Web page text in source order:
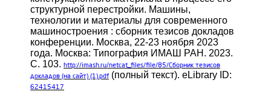
структурной перестройки. Машины,
технологии и материалы для современного
машиностроения : сборник тезисов докладов
конференции. Москва, 22-23 ноября 2023
года. Москва: Типография ИМАШ РАН. 2023.
С. 103. http://imash.ru/netcat_files/file/85/Сборник тезисов
докладов (на сайт) (1).pdf (полный текст). eLibrary ID:
62415417